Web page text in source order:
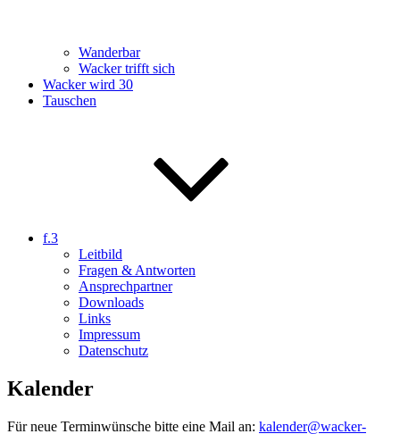
Wanderbar
Wacker trifft sich
Wacker wird 30
Tauschen
f.3
Leitbild
Fragen & Antworten
Ansprechpartner
Downloads
Links
Impressum
Datenschutz
Kalender
Für neue Terminwünsche bitte eine Mail an: kalender@wacker-